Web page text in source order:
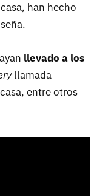
han hecho
llevado a los
llamada
entre otros